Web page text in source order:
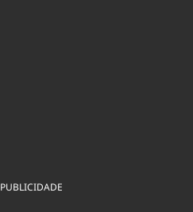
PUBLICIDADE